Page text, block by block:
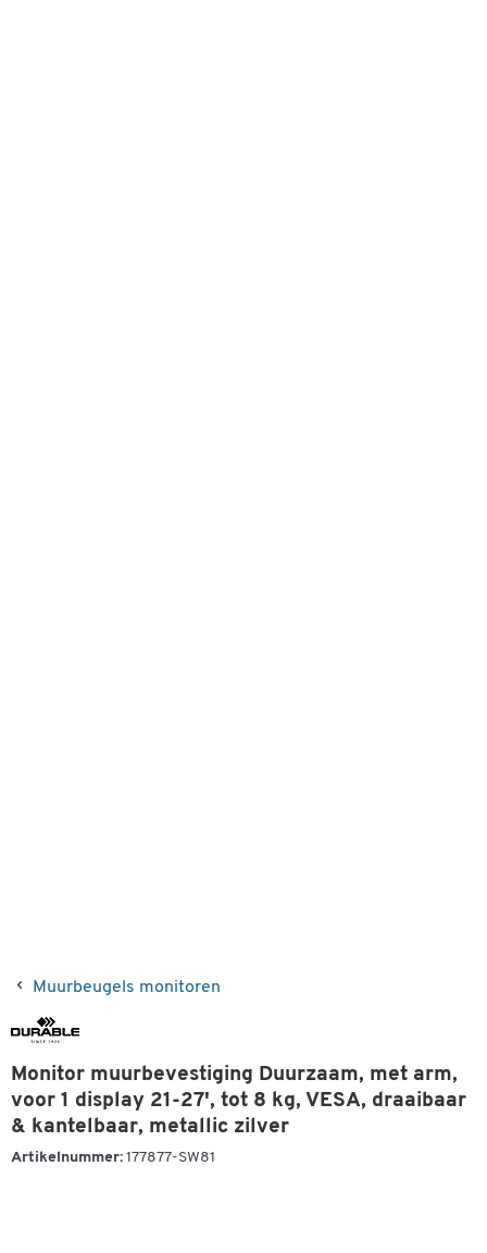
Muurbeugels monitoren
Monitor muurbevestiging Duurzaam, met arm,
voor 1 display 21-27', tot 8 kg, VESA, draaibaar
& kantelbaar, metallic zilver
Artikelnummer: 177877-SW81